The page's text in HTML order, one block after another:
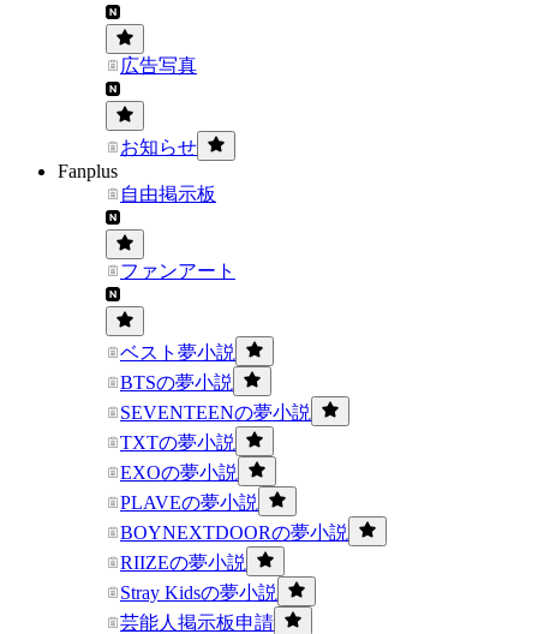
広告写真
お知らせ
Fanplus
自由掲示板
ファンアート
ベスト夢小説
BTSの夢小説
SEVENTEENの夢小説
TXTの夢小説
EXOの夢小説
PLAVEの夢小説
BOYNEXTDOORの夢小説
RIIZEの夢小説
Stray Kidsの夢小説
芸能人掲示板申請